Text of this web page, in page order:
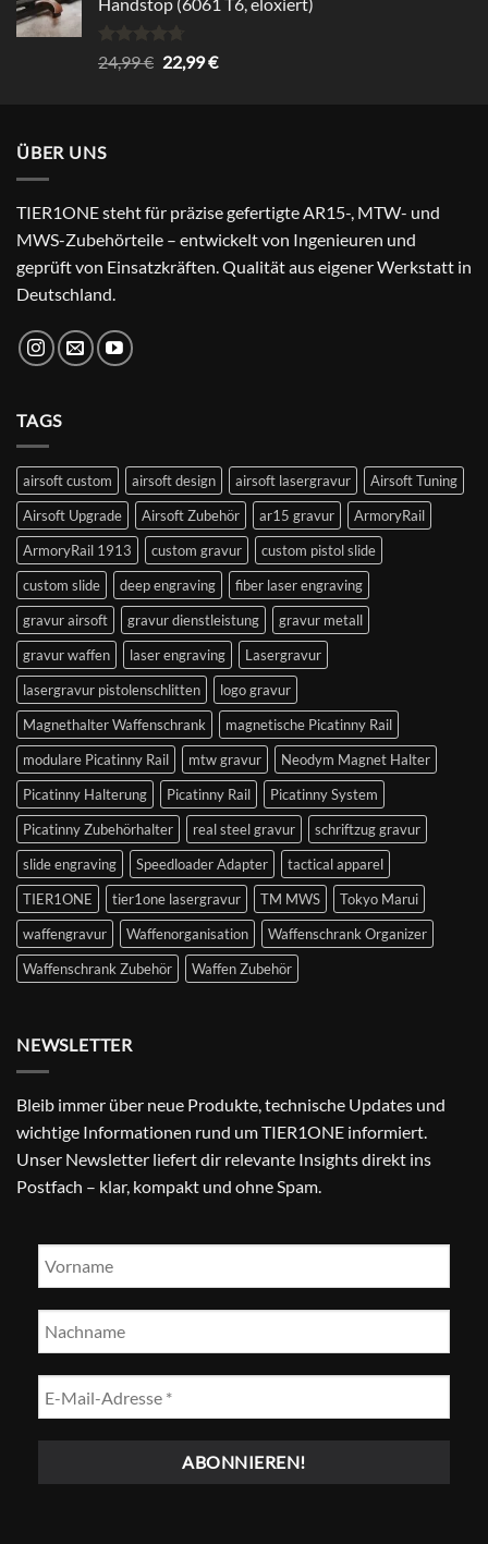
29,99 €24,99 €.
Handstop (6061 T6, eloxiert)
Bewertet
mit
24,99€ Ursprünglicher
22,99€Aktueller
ÜBER UNS
TIER1ONE steht für präzise gefertigte AR15-, MTW- und
MWS-Zubehörteile – entwickelt von Ingenieuren und
geprüft von Einsatzkräften. Qualität aus eigener Werkstatt in
Deutschland.
TAGS
airsoft custom airsoft design airsoft lasergravur
Airsoft Tuning
Airsoft Upgrade
Airsoft Zubehör ar15 gravur
ArmoryRail
ArmoryRail 1913
custom gravur
custom pistol slide
custom slide
deep engraving
fiber laser engraving
gravur airsoft
gravur dienstleistung
gravur metall
gravur waffen
laser engraving
Lasergravur
lasergravur pistolenschlitten
logo gravur
Magnethalter Waffenschrank
magnetische Picatinny Rail
modulare Picatinny Rail
mtw gravur
Neodym Magnet Halter
Picatinny Halterung
Picatinny Rail
Picatinny System
Picatinny Zubehörhalter
real steel gravur
schriftzug gravur
slide engraving
Speedloader Adapter
tactical apparel
TIER1ONE
tier1one lasergravur TM MWS
Tokyo Marui
waffengravur
Waffenorganisation
Waffenschrank Organizer
Waffenschrank Zubehör
Waffen Zubehör
NEWSLETTER
Bleib immer über neue Produkte, technische Updates und
wichtige Informationen rund um TIER1ONE informiert.
Unser Newsletter liefert dir relevante Insights direkt ins
Postfach – klar, kompakt und ohne Spam.